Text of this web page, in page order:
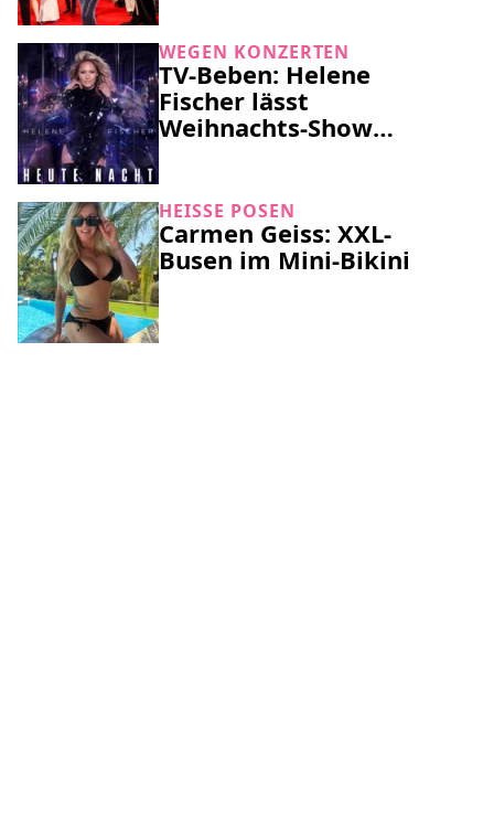
WEGEN KONZERTEN
TV-Beben: Helene
Fischer lässt
Weihnachts-Show
HEISSE POSEN
Carmen Geiss: XXL-
Busen im Mini-Bikini